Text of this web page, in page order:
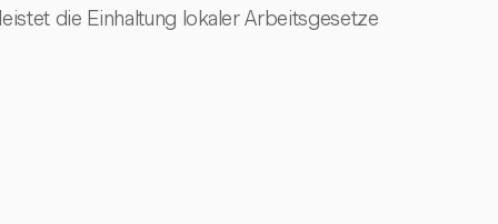
die Einhaltung lokaler Arbeitsgesetze